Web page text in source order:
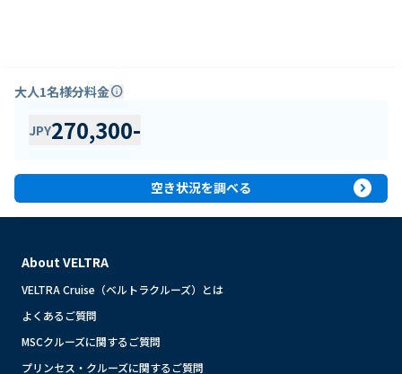
大人1名様分料金info
JPY270,300-
空き状況を調べる expand_circle_right
About VELTRA
VELTRA Cruise（ベルトラクルーズ）とは
よくあるご質問
MSCクルーズに関するご質問
プリンセス・クルーズに関するご質問